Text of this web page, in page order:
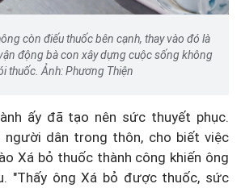
còn điếu thuốc bên cạnh, thay vào đó là
động bà con xây dựng cuộc sống không
thuốc. Ảnh: Phương Thiện
ấy đã tạo nên sức thuyết phục.
người dân trong thôn, cho biết việc
Xá bỏ thuốc thành công khiến ông
"Thấy ông Xá bỏ được thuốc, sức